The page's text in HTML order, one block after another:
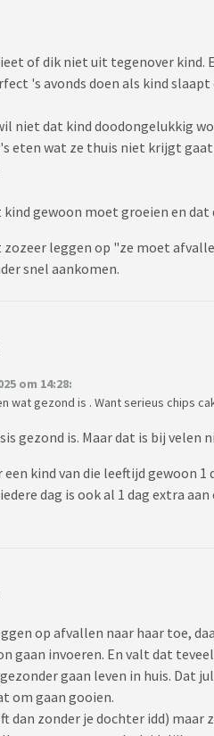
of dik niet uit tegenover kind.
's avonds doen als kind
niet dat kind doodongelukkig
eten wat ze thuis niet krijgt
gewoon moet groeien en
leggen op "ze moet
snel aankomen.
om 14:28:
wat gezond is . Want serieus chips
gezond is. Maar dat is bij velen
een kind van die leeftijd gewoon
dag is ook al 1 dag extra
op afvallen naar haar toe,
gaan invoeren. En valt dat
gaan leven in huis. Dat
om gaan gooien.
dan zonder je dochter idd) maar